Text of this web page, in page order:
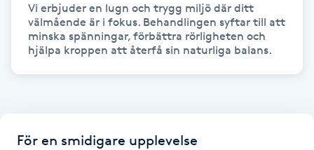
Huduppstramning
Hudvård
Hyperhidros
Vi erbjuder en lugn och trygg miljö där ditt
välmående är i fokus. Behandlingen syftar till att
minska spänningar, förbättra rörligheten och
hjälpa kroppen att återfå sin naturliga balans.
För en smidigare upplevelse